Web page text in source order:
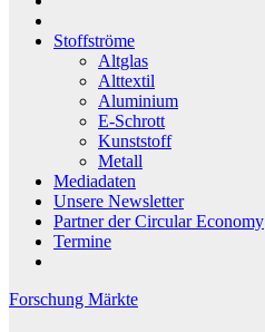
Stoffströme
Altglas
Alttextil
Aluminium
E-Schrott
Kunststoff
Metall
Mediadaten
Unsere Newsletter
Partner der Circular Economy
Termine
Forschung Märkte